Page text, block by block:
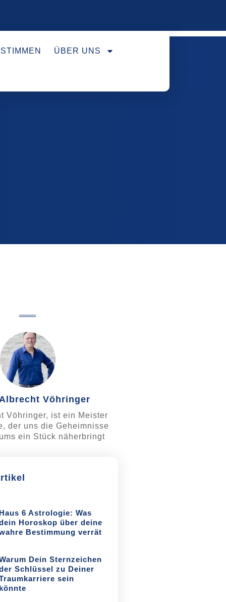
ÜBER UNS
Vöhringer
Vöhringer, ist ein Meister
der uns die Geheimnisse
ein Stück näherbringt
Haus 6 Astrologie: Was
Horoskop über deine
Bestimmung verrät
Dein Sternzeichen
Schlüssel zu Deiner
sein
könnte